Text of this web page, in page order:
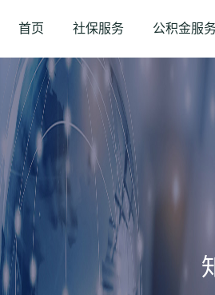
首页 社保服务 公积金服